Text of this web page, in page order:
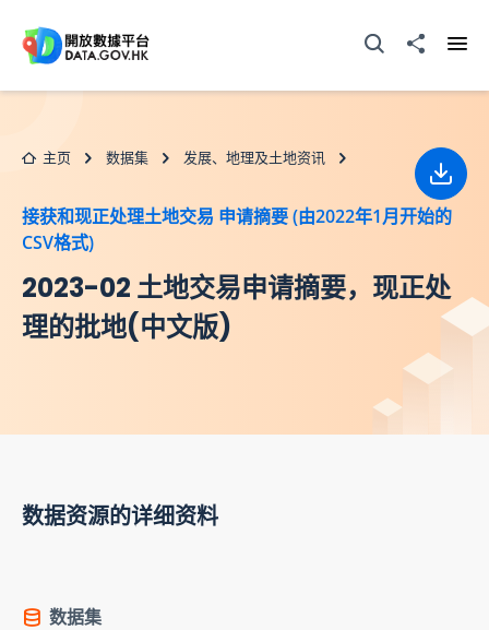
打开搜寻器分享至
主页 数据集 发展、地理及土地资讯
接获和现正处理土地交易 申请摘要 (由2022年1月开始的
CSV格式)
2023-02 土地交易申请摘要，现正处
理的批地(中文版)
下载
数据资源的详细资料
数据集